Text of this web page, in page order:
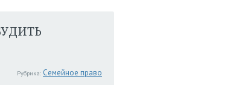
Рубрика: Семейное право